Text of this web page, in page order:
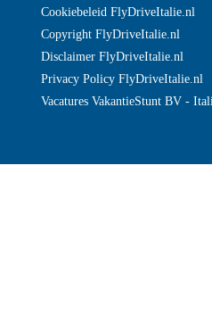
Cookiebeleid FlyDriveItalie.nl
Copyright FlyDriveItalie.nl
Disclaimer FlyDriveItalie.nl
Privacy Policy FlyDriveItalie.nl
Vacatures VakantieStunt BV -